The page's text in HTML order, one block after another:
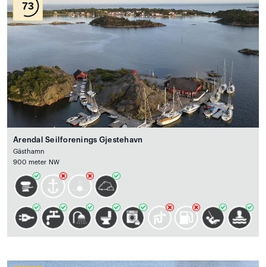
73
Arendal Seilforenings Gjestehavn
Gästhamn
900 meter NW